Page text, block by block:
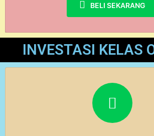
BELI SEKARANG
INVESTASI KELAS